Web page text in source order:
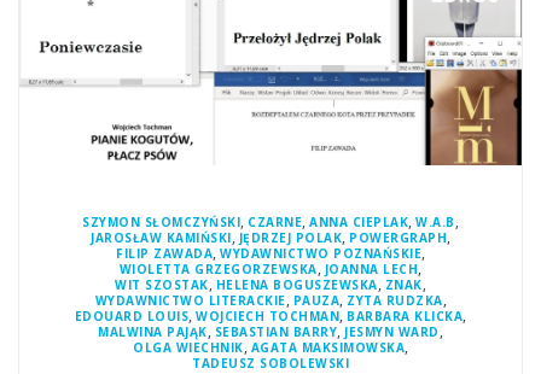
SZYMON SŁOMCZYŃSKI, CZARNE,ANNA CIEPLAK,W.A.B ,
JAROSŁAW KAMIŃSKI, JĘDRZEJ POLAK, POWERGRAPH,
FILIP ZAWADA, WYDAWNICTWO POZNAŃSKIE,
WIOLETTA GRZEGORZEWSKA, JOANNA LECH,
WIT SZOSTAK, HELENA BOGUSZEWSKA, ZNAK,
WYDAWNICTWO LITERACKIE, PAUZA, ZYTA RUDZKA,
EDOUARD LOUIS,WOJCIECH TOCHMAN, BARBARA KLICKA,
MALWINA PAJĄK, SEBASTIAN BARRY, JESMYN WARD ,
OLGA WIECHNIK, AGATA MAKSIMOWSKA,
TADEUSZ SOBOLEWSKI